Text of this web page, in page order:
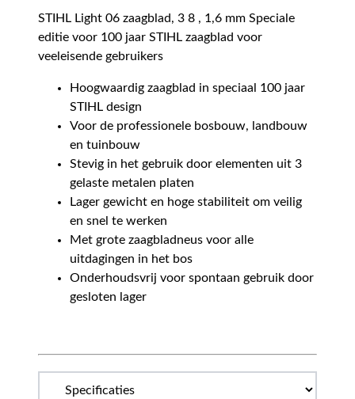
STIHL Light 06 zaagblad, 3 8 , 1,6 mm Speciale
editie voor 100 jaar STIHL zaagblad voor
veeleisende gebruikers
Hoogwaardig zaagblad in speciaal 100 jaar
STIHL design
Voor de professionele bosbouw, landbouw
en tuinbouw
Stevig in het gebruik door elementen uit 3
gelaste metalen platen
Lager gewicht en hoge stabiliteit om veilig
en snel te werken
Met grote zaagbladneus voor alle
uitdagingen in het bos
Onderhoudsvrij voor spontaan gebruik door
gesloten lager